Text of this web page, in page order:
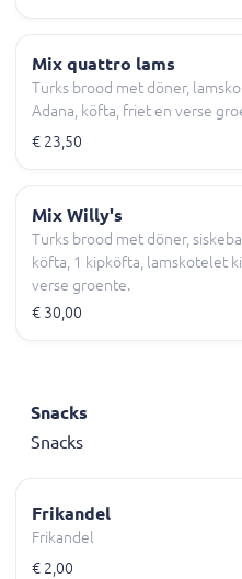
Mix quattro lams
Turks brood met döner,
Adana, köfta, friet en verse
€ 23,50
Mix Willy's
Turks brood met döner,
köfta, 1 kipköfta, lamskotelet
verse groente.
€ 30,00
Snacks
Snacks
Frikandel
Frikandel
€ 2,00